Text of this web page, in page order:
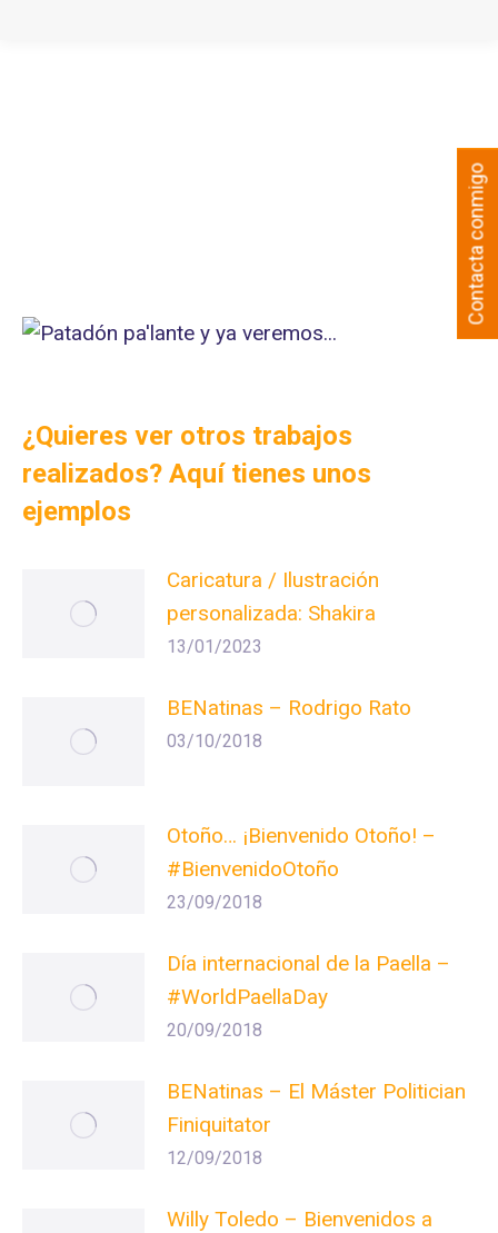
¿Quieres ver otros trabajos
realizados? Aquí tienes unos
ejemplos
Caricatura / Ilustración
personalizada: Shakira
13/01/2023
BENatinas – Rodrigo Rato
03/10/2018
Otoño… ¡Bienvenido Otoño! –
#BienvenidoOtoño
23/09/2018
Día internacional de la Paella –
#WorldPaellaDay
20/09/2018
BENatinas – El Máster Politician
Finiquitator
12/09/2018
Willy Toledo – Bienvenidos a
Contacta conmigo